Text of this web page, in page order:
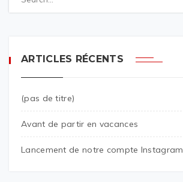
ARTICLES RÉCENTS
(pas de titre)
Avant de partir en vacances
Lancement de notre compte Instagram